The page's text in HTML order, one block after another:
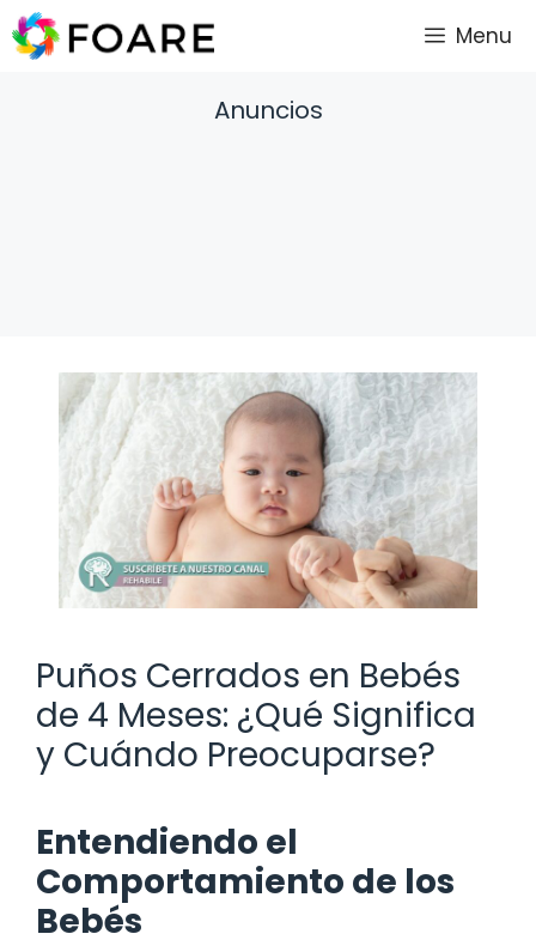
Saltar
al
Menu
Anuncios
Puños Cerrados en Bebés
de 4 Meses: ¿Qué Significa
y Cuándo Preocuparse?
Entendiendo el
Comportamiento de los
Bebés